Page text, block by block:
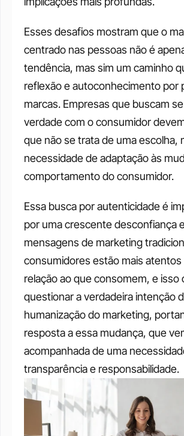
Esses desafios mostram que o
centrado nas pessoas não é
tendência, mas sim um caminho
reflexão e autoconhecimento por
marcas. Empresas que buscam
verdade com o consumidor
que não se trata de uma escolha,
necessidade de adaptação às
comportamento do consumidor.
Essa busca por autenticidade é
por uma crescente desconfiança
mensagens de marketing
consumidores estão mais atentos
relação ao que consomem, e isso
questionar a verdadeira intenção
humanização do marketing,
resposta a essa mudança, que
acompanhada de uma
transparência e responsabilidade.